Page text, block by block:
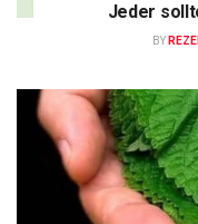
Jeder
BY